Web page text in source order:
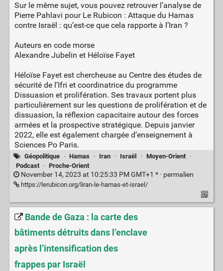
Sur le même sujet, vous pouvez retrouver l’analyse de
Pierre Pahlavi pour Le Rubicon : Attaque du Hamas
contre Israël : qu’est-ce que cela rapporte à l’Iran ?
Auteurs en code morse
Alexandre Jubelin et Héloïse Fayet
Héloïse Fayet est chercheuse au Centre des études de
sécurité de l’Ifri et coordinatrice du programme
Dissuasion et prolifération. Ses travaux portent plus
particulièrement sur les questions de prolifération et de
dissuasion, la réflexion capacitaire autour des forces
armées et la prospective stratégique. Depuis janvier
2022, elle est également chargée d’enseignement à
Sciences Po Paris.
Géopolitique · Hamas · Iran · Israël · Moyen-Orient
·
Podcast
· Proche-Orient
November 14, 2023 at 10:25:33 PM GMT+1 * · permalien
https://lerubicon.org/liran-le-hamas-et-israel/
Bande de Gaza : la carte des
bâtiments détruits dans l’enclave
après l’intensification des
frappes par Israël